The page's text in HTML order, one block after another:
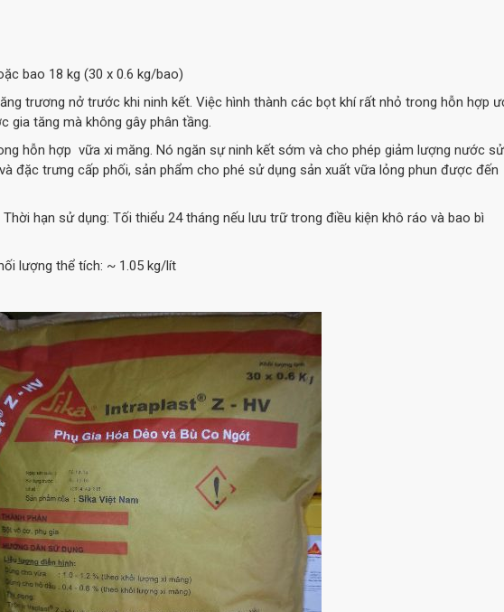
bao 18 kg (30 x 0.6 kg/bao)
trương nở trước khi ninh kết. Việc hình thành các bọt khí rất nhỏ trong hỗn hợp
tăng mà không gây phân tầng.
hỗn hợp vữa xi măng. Nó ngăn sự ninh kết sớm và cho phép giảm lượng nước sử
đặc trưng cấp phối, sản phẩm cho phé sử dụng sản xuất vữa lỏng phun được đến
hạn sử dụng: Tối thiểu 24 tháng nếu lưu trữ trong điều kiện khô ráo và bao bì
lượng thể tích: ~ 1.05 kg/lít